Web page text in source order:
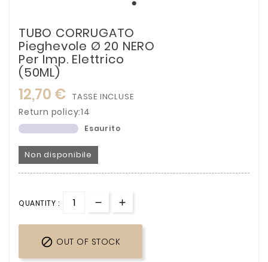
TUBO CORRUGATO
Pieghevole Ø 20 NERO
Per Imp. Elettrico
(50ML)
12,70 € TASSE INCLUSE
Return policy:14
Esaurito
Non disponibile
QUANTITY :
 OUT OF STOCK